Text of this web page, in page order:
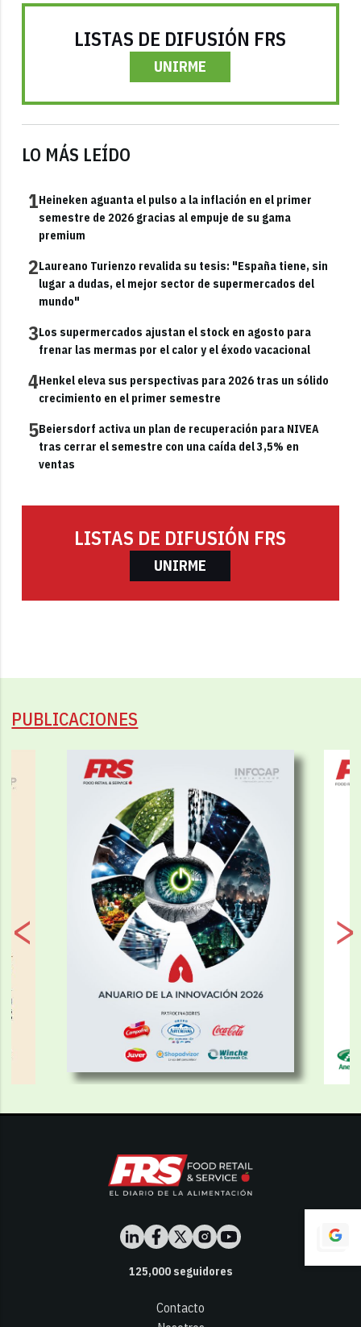
LISTAS DE DIFUSIÓN FRS
UNIRME
LO MÁS LEÍDO
1Heineken aguanta el pulso a la inflación en el primer
semestre de 2026 gracias al empuje de su gama
premium
2Laureano Turienzo revalida su tesis: "España tiene, sin
lugar a dudas, el mejor sector de supermercados del
mundo"
3Los supermercados ajustan el stock en agosto para
frenar las mermas por el calor y el éxodo vacacional
4Henkel eleva sus perspectivas para 2026 tras un sólido
crecimiento en el primer semestre
5Beiersdorf activa un plan de recuperación para NIVEA
tras cerrar el semestre con una caída del 3,5% en
ventas
LISTAS DE DIFUSIÓN FRS
UNIRME
PUBLICACIONES
125,000seguidores
Contacto